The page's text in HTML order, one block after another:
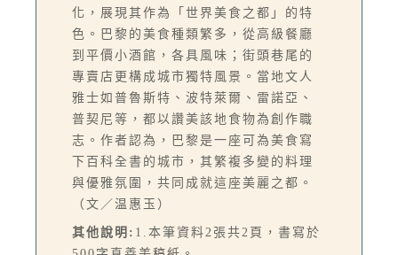
化，展現其作為「世界美食之都」的特
色。巴黎的美食種類繁多，從高級餐廳
到平價小酒館，各具風味；街頭巷尾的
專賣店更構成城市獨特風景。當地文人
雅士如普魯斯特、波特萊爾、雷諾亞、
普契尼等，都以讚美該地食物為創作職
志。作者認為，巴黎是一座可為美食寫
下百科全書的城市，其繁複多變的料理
與優雅氛圍，共同成就這座美麗之都。
（文／温惠玉）
其他說明: 1.本筆資料2張共2頁，書寫於